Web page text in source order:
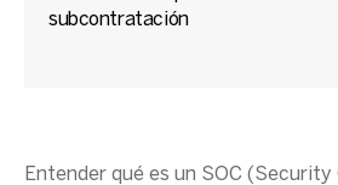
subcontratación
Entender qué es un SOC ( Security